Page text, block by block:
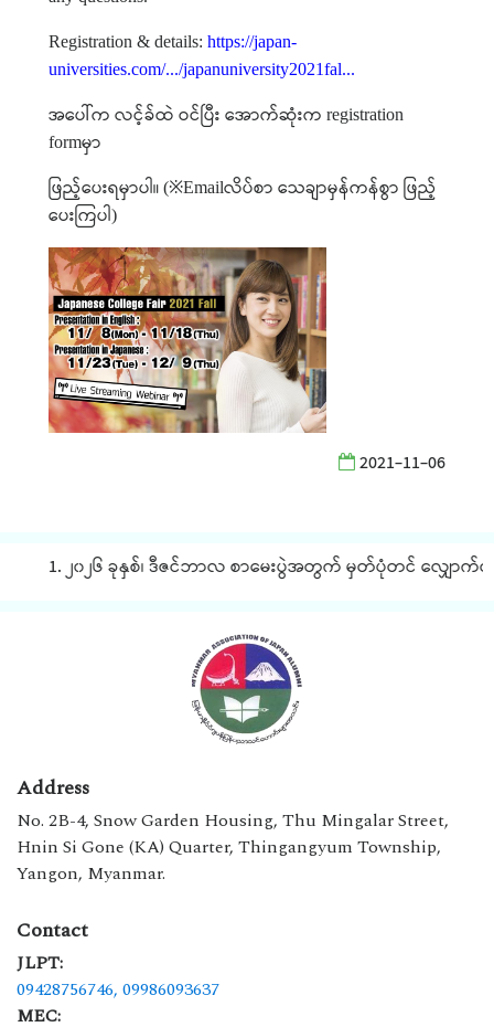
Registration & details:https://japan-
universities.com/.../japanuniversity2021fal...
အပေါ်က လင့်ခ်ထဲ ဝင်ပြီး အောက်ဆုံးက registration
formမှာ
ဖြည့်ပေးရမှာပါ။ (※Emailလိပ်စာ သေချာမှန်ကန်စွာ ဖြည့်
ပေးကြပါ)
2021-11-06
1. ၂၀၂၆ ခုနှစ်၊ ဒီဇင်ဘာလ စာမေးပွဲအတွက် မှတ်ပုံတင် လျှောက်ထား
Address
No. 2B-4, Snow Garden Housing, Thu Mingalar Street,
Hnin Si Gone (KA) Quarter, Thingangyum Township,
Yangon, Myanmar.
Contact
JLPT:
09428756746, 09986093637
MEC: